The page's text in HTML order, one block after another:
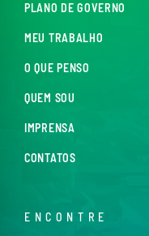
PLANO DE GOVERNO
MEU TRABALHO
O QUE PENSO
QUEM SOU
IMPRENSA
CONTATOS
ENCONTRE